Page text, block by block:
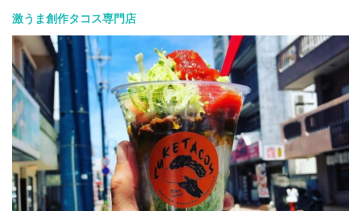
激うま創作タコス専門店